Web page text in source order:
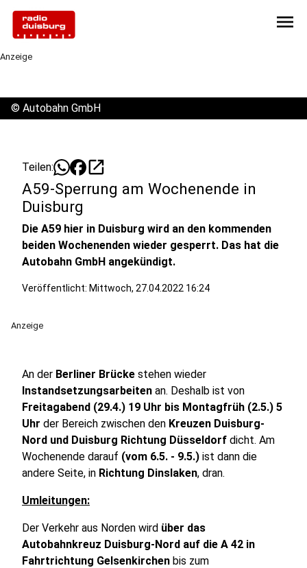
menu
Anzeige
© Autobahn GmbH
Teilen: open_in_new
A59-Sperrung am Wochenende in
Duisburg
Die A59 hier in Duisburg wird an den kommenden
beiden Wochenenden wieder gesperrt. Das hat die
Autobahn GmbH angekündigt.
Veröffentlicht: Mittwoch, 27.04.2022 16:24
Anzeige
An der Berliner Brücke stehen wieder
Instandsetzungsarbeiten an. Deshalb ist von
Freitagabend (29.4.) 19 Uhr bis Montagfrüh (2.5.) 5
Uhr der Bereich zwischen den Kreuzen Duisburg-
Nord und Duisburg Richtung Düsseldorf dicht. Am
Wochenende darauf (vom 6.5. - 9.5.) ist dann die
andere Seite, in Richtung Dinslaken, dran.
Umleitungen:
Der Verkehr aus Norden wird über das
Autobahnkreuz Duisburg-Nord auf die A 42 in
Fahrtrichtung Gelsenkirchen bis zum